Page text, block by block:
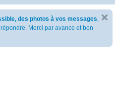
e
des photos à vos messages,
Merci par avance et bon